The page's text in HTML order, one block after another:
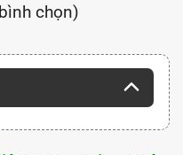
chọn)